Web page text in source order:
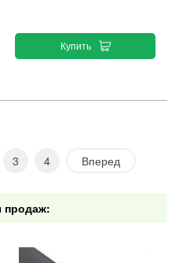
Купить
3 4 Вперед